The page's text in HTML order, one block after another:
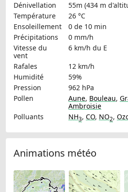
Dénivellation
55m (434 m
Température
26 °C
Ensoleillement
0 de 10 min
Précipitations
0 mm/h
Vitesse du
vent
6 km/h du E
Rafales
12 km/h
Humidité
59%
Pression
962 hPa
Pollen
Aune, Bouleau,
Ambroisie
Polluants
NH3, CO, NO2,
Animations météo